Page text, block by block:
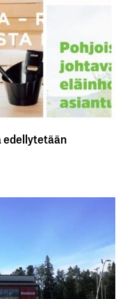
edellytetään